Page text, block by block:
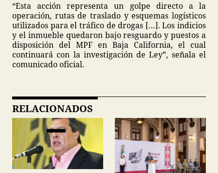
“Esta acción representa un golpe directo a la
operación, rutas de traslado y esquemas logísticos
utilizados para el tráfico de drogas […]. Los indicios
y el inmueble quedaron bajo resguardo y puestos a
disposición del MPF en Baja California, el cual
continuará con la investigación de Ley”, señala el
comunicado oficial.
RELACIONADOS